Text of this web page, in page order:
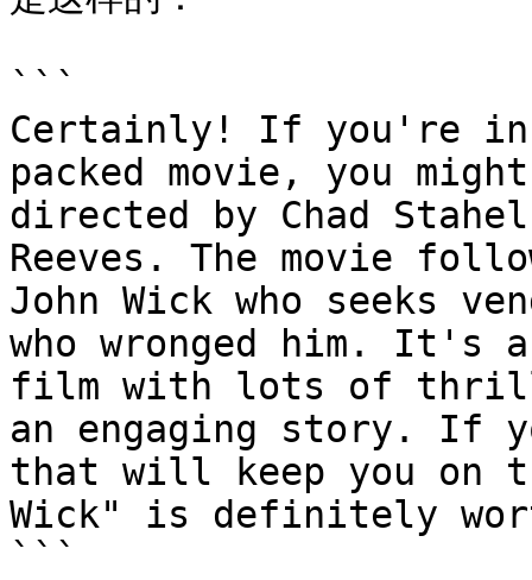
```
Certainly! If you're in
packed movie, you
directed by Chad
Reeves. The movie
John Wick who seeks
who wronged him. It's
film with lots of
an engaging story. If
that will keep you on
Wick" is definitely
```